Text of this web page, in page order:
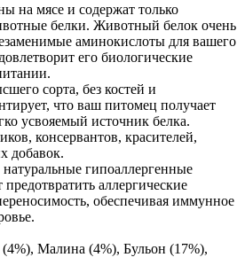
на мясе и содержат только
белки. Животный белок очень
аминокислоты для вашего
его биологические
сорта, без костей и
что ваш питомец получает
усвояемый источник белка.
консервантов, красителей,
добавок.
гипоаллергенные
аллергические
обеспечивая иммунное
Малина (4%), Бульон (17%),